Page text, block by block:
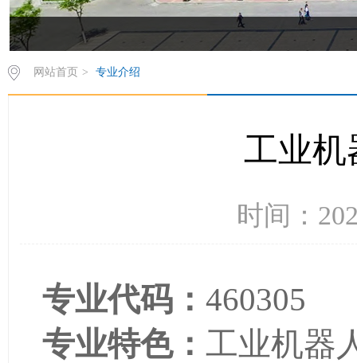
网站首页 > 专业介绍
工业机
时间：
专业代码： 460305
专业特色： 工业机器